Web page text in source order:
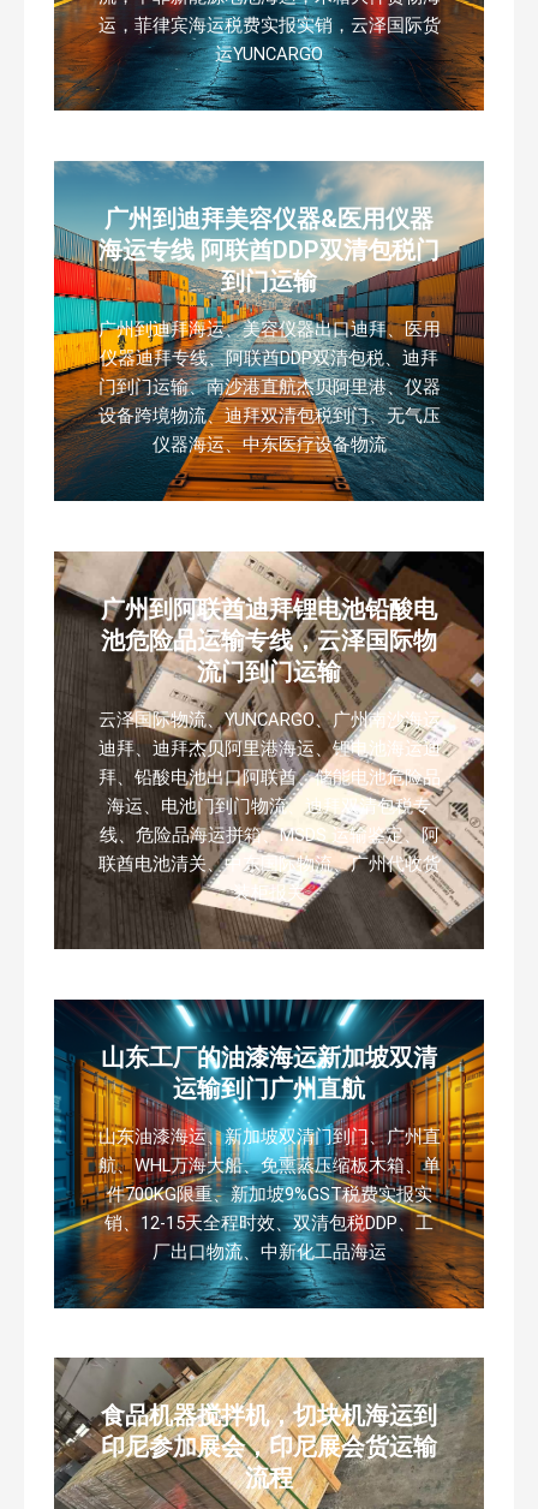
运，菲律宾海运税费实报实销，云泽国际货
运YUNCARGO
广州到迪拜美容仪器&医用仪器
海运专线 阿联酋DDP双清包税门
到门运输
广州到迪拜海运、美容仪器出口迪拜、医用
仪器迪拜专线、阿联酋DDP双清包税、迪拜
门到门运输、南沙港直航杰贝阿里港、仪器
设备跨境物流、迪拜双清包税到门、无气压
仪器海运、中东医疗设备物流
广州到阿联酋迪拜锂电池铅酸电
池危险品运输专线，云泽国际物
流门到门运输
云泽国际物流、YUNCARGO、广州南沙海运
迪拜、迪拜杰贝阿里港海运、锂电池海运迪
拜、铅酸电池出口阿联酋、储能电池危险品
海运、电池门到门物流、迪拜双清包税专
线、危险品海运拼箱、MSDS 运输鉴定、阿
联酋电池清关、中东国际物流、广州代收货
装柜报关
山东工厂的油漆海运新加坡双清
运输到门广州直航
山东油漆海运、新加坡双清门到门、广州直
航、WHL万海大船、免熏蒸压缩板木箱、单
件700KG限重、新加坡9%GST税费实报实
销、12-15天全程时效、双清包税DDP、工
厂出口物流、中新化工品海运
食品机器搅拌机，切块机海运到
印尼参加展会，印尼展会货运输
流程